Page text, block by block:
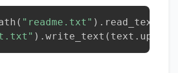
( "readme.txt" ) . read_text
) . write_text ( text . upper